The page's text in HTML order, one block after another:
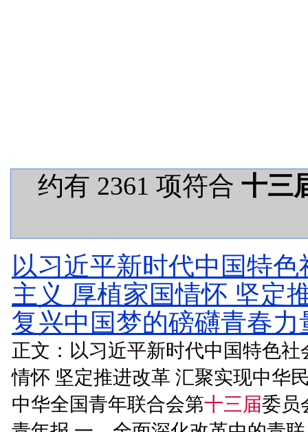
约有 2361 项符合 十三
以习近平新时代中国特
主义 厚植家国情怀 坚定
复兴中国梦的磅礴青春
正文：以习近平新时代中国特色
情怀 坚定推进改革 汇聚实现中
中华全国青年联合会第十三届委员